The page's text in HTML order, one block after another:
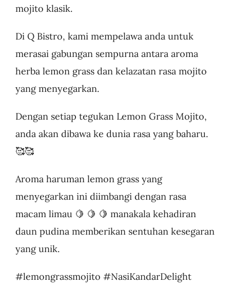
mojito klasik.
Di Q Bistro, kami mempelawa anda untuk
merasai gabungan sempurna antara aroma
herba lemon grass dan kelazatan rasa mojito
yang menyegarkan.
Dengan setiap tegukan Lemon Grass Mojito,
anda akan dibawa ke dunia rasa yang baharu.
🥰🥰
Aroma haruman lemon grass yang
menyegarkan ini diimbangi dengan rasa
macam limau 🍋 🍋 🍋 manakala kehadiran
daun pudina memberikan sentuhan kesegaran
yang unik.
#lemongrassmojito #NasiKandarDelight